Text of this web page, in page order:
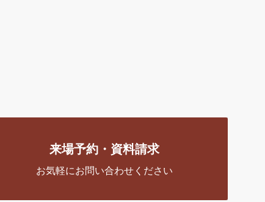
来場予約・資料請求
お気軽にお問い合わせください